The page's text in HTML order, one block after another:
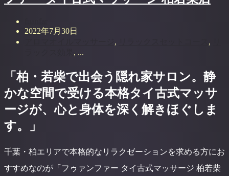
2022年7月30日
, ,
, ...
「柏・若柴で出会う隠れ家サロン。静
かな空間で受ける本格タイ古式マッサ
ージが、心と身体を深く解きほぐしま
す。」
千葉・柏エリアで本格的なリラクゼーションを求める方にお
すすめなのが「フゥァンファー タイ古式マッサージ 柏若柴